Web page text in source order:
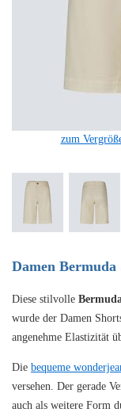
zum
Damen
Diese stilvolle
wurde der Damen
angenehme Elastizität
Die bequeme
versehen. Der gerade
auch als weitere Form